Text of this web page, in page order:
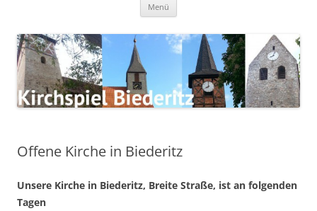
Menü
Offene Kirche in Biederitz
Unsere Kirche in Biederitz, Breite Straße, ist an folgenden
Tagen